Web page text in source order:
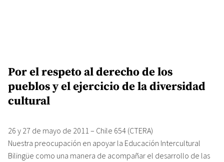
Por el respeto al derecho de los
pueblos y el ejercicio de la diversidad
cultural
26 y 27 de mayo de 2011 – Chile 654 (CTERA)
Nuestra preocupación en apoyar la Educación Intercultural
Bilingüe como una manera de acompañar el desarrollo de las